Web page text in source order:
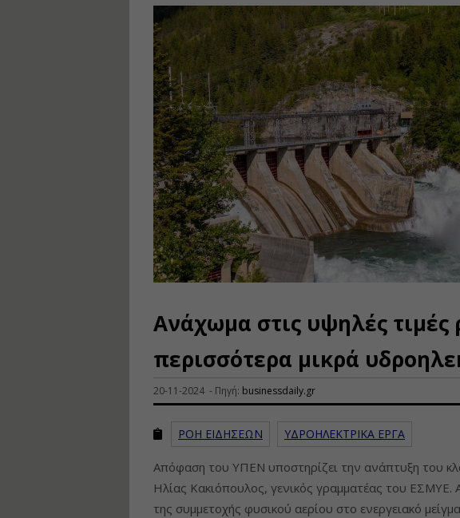
Ανάχωμα στις υψηλές τιμές
περισσότερα μικρά
20-11-2024 - Πηγή: businessdaily.gr
ΡΟΗ ΕΙΔΗΣΕΩΝ ΥΔΡΟΗΛΕΚΤΡΙΚΑ ΕΡΓΑ
Απόφαση του ΥΠΕΝ υποστηρίζει την ανάπτυξη του
Ηλίας Κακιόπουλος, γενικός γραμματέας του ΕΣΜΥΕ.
της συμμετοχής φυσικού αερίου στο ενεργειακό